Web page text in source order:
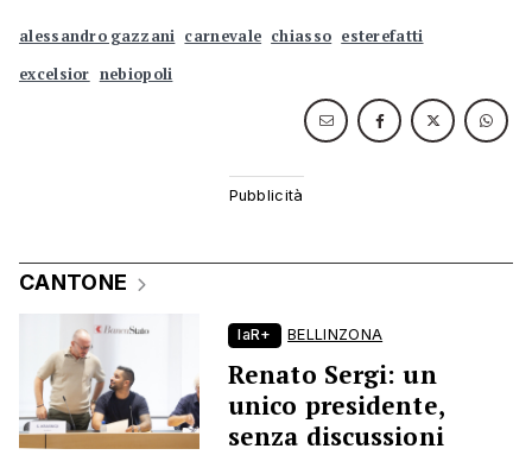
alessandro gazzani carnevale chiasso esterefatti
excelsior nebiopoli
CANTONE
laR+ BELLINZONA
Renato Sergi: un
unico presidente,
senza discussioni